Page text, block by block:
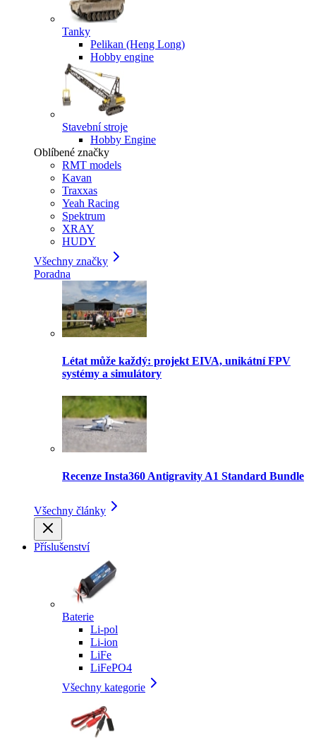
Tanky
Pelikan (Heng Long)
Hobby engine
Stavební stroje
Hobby Engine
Oblíbené značky
RMT models
Kavan
Traxxas
Yeah Racing
Spektrum
XRAY
HUDY
Všechny značky
Poradna
Létat může každý: projekt EIVA, unikátní FPV
systémy a simulátory
Recenze Insta360 Antigravity A1 Standard Bundle
Všechny články
Příslušenství
Baterie
Li-pol
Li-ion
LiFe
LiFePO4
Všechny kategorie